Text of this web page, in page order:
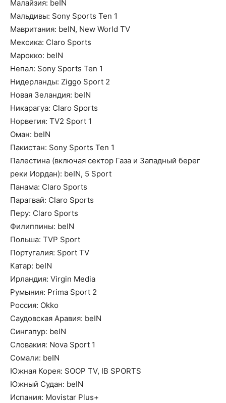
Малайзия: beIN
Мальдивы: Sony Sports Ten 1
Мавритания: beIN, New World TV
Мексика: Claro Sports
Марокко: beIN
Непал: Sony Sports Ten 1
Нидерланды: Ziggo Sport 2
Новая Зеландия: beIN
Никарагуа: Claro Sports
Норвегия: TV2 Sport 1
Оман: beIN
Пакистан: Sony Sports Ten 1
Палестина (включая сектор Газа и Западный берег
реки Иордан): beIN, 5 Sport
Панама: Claro Sports
Парагвай: Claro Sports
Перу: Claro Sports
Филиппины: beIN
Польша: TVP Sport
Португалия: Sport TV
Катар: beIN
Ирландия: Virgin Media
Румыния: Prima Sport 2
Россия: Okko
Саудовская Аравия: beIN
Сингапур: beIN
Словакия: Nova Sport 1
Сомали: beIN
Южная Корея: SOOP TV, IB SPORTS
Южный Судан: beIN
Испания: Movistar Plus+